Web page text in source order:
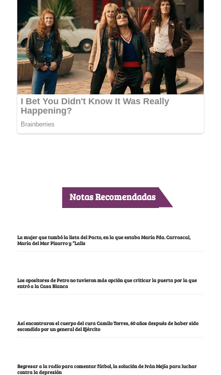
Notas Recomendadas
La mujer que tumbó la lista del Pacto, en la que estaba María Fda. Carrascal,
María del Mar Pizarro y “Lalis
Los opositores de Petro no tuvieron más opción que criticar la puerta por la que
entró a la Casa Blanca
Así encontraron el cuerpo del cura Camilo Torres, 60 años después de haber sido
escondido por un general del Ejército
Regresar a la radio para comentar fútbol, la solución de Iván Mejía para luchar
contra la depresión